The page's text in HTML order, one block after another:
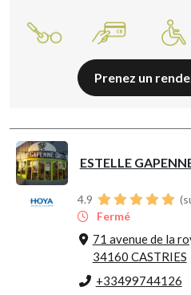
Prenez un
ESTELLE
4.9
Fermé
71 avenue de la
34160 CASTRIES
+33499744126